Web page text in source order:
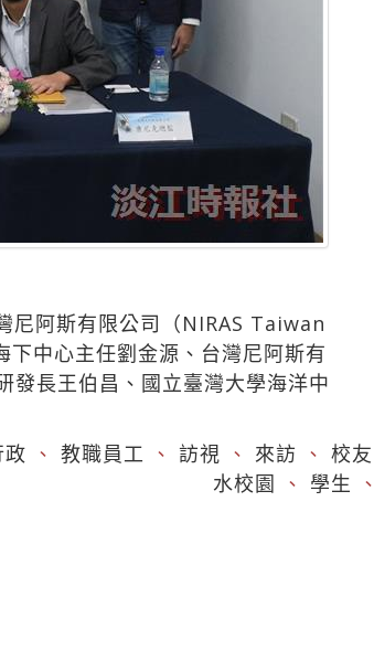
尼阿斯有限公司（NIRAS Taiwan
中心主任劉金源、台灣尼阿斯有
長王伯昌、國立臺灣大學海洋中
政 、 教職員工 、 訪視 、 來訪 、 校友
水校園 、 學生 、